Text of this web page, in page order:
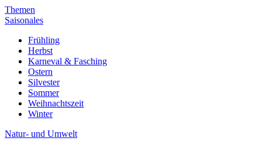
Themen
Saisonales
Frühling
Herbst
Karneval & Fasching
Ostern
Silvester
Sommer
Weihnachtszeit
Winter
Natur- und Umwelt